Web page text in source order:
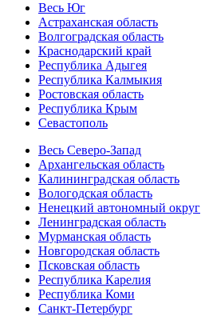
Весь Юг
Астраханская область
Волгоградская область
Краснодарский край
Республика Адыгея
Республика Калмыкия
Ростовская область
Республика Крым
Севастополь
Весь Северо-Запад
Архангельская область
Калининградская область
Вологодская область
Ненецкий автономный округ
Ленинградская область
Мурманская область
Новгородская область
Псковская область
Республика Карелия
Республика Коми
Санкт-Петербург